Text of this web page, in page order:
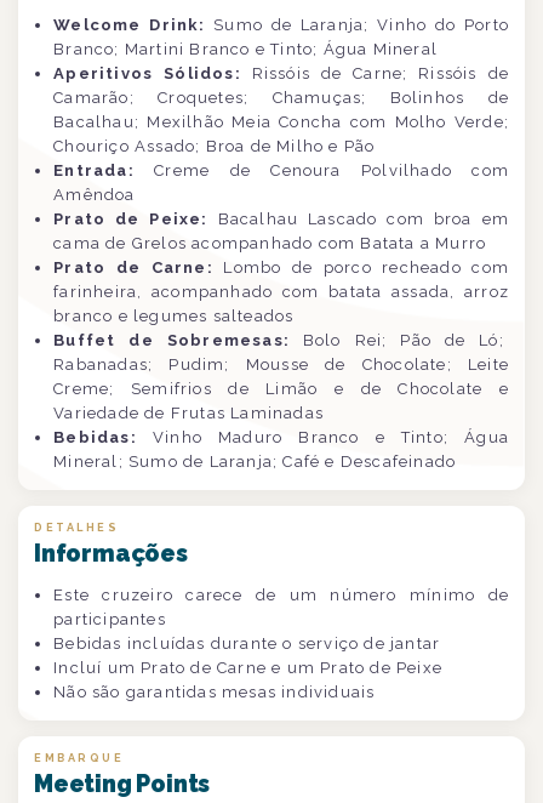
Welcome Drink: Sumo de Laranja; Vinho do Porto
Branco; Martini Branco e Tinto; Água Mineral
Aperitivos Sólidos:
Rissóis de Carne; Rissóis de
Camarão; Croquetes; Chamuças; Bolinhos de
Bacalhau; Mexilhão Meia Concha com Molho Verde;
Chouriço Assado; Broa de Milho e Pão
Entrada:
Creme de Cenoura Polvilhado com
Amêndoa
Prato de Peixe:
Bacalhau Lascado com broa em
cama de Grelos acompanhado com Batata a Murro
Prato de Carne:
Lombo de porco recheado com
farinheira, acompanhado com batata assada, arroz
branco e legumes salteados
Buffet de Sobremesas:
Bolo Rei; Pão de Ló;
Rabanadas; Pudim; Mousse de Chocolate; Leite
Creme; Semifrios de Limão e de Chocolate e
Variedade de Frutas Laminadas
Bebidas:
Vinho Maduro Branco e Tinto; Água
Mineral; Sumo de Laranja; Café e Descafeinado
DETALHES
Informações
Este cruzeiro carece de um número mínimo de
participantes
Bebidas incluídas durante o serviço de jantar
Incluí um Prato de Carne e um Prato de Peixe
Não são garantidas mesas individuais
EMBARQUE
Meeting Points